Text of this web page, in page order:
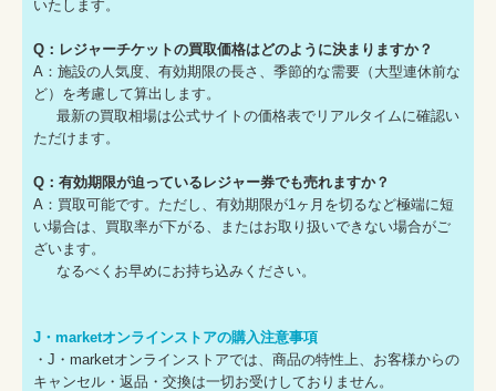
いたします。
Q：レジャーチケットの買取価格はどのように決まりますか？
A：施設の人気度、有効期限の長さ、季節的な需要（大型連休前な
ど）を考慮して算出します。
最新の買取相場は公式サイトの価格表でリアルタイムに確認い
ただけます。
Q：有効期限が迫っているレジャー券でも売れますか？
A：買取可能です。ただし、有効期限が1ヶ月を切るなど極端に短
い場合は、買取率が下がる、またはお取り扱いできない場合がご
ざいます。
なるべくお早めにお持ち込みください。
J・marketオンラインストアの購入注意事項
・J・marketオンラインストアでは、商品の特性上、お客様からの
キャンセル・返品・交換は一切お受けしておりません。